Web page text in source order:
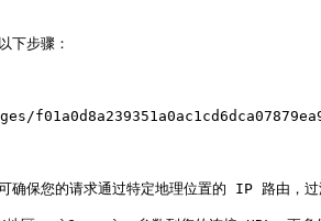
下步骤：
确保您的请求通过特定地理位置的 IP 路由，